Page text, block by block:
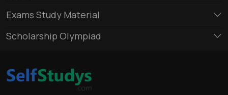
Exams Study Material
Scholarship Olympiad